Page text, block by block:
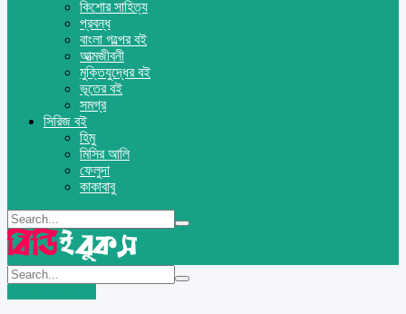
কিশোর সাহিত্য
প্রবন্ধ
বাংলা গল্পের বই
আত্মজীবনী
মুক্তিযুদ্ধের বই
ভূতের বই
সমগ্র
সিরিজ বই
হিমু
মিসির আলি
ফেলুদা
কাকাবাবু